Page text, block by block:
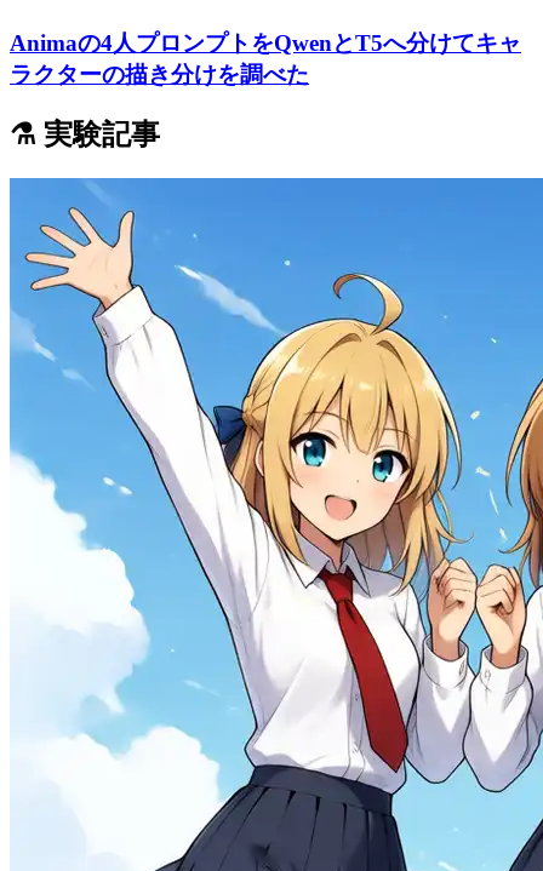
Animaの4人プロンプトをQwenとT5へ分けてキャ
ラクターの描き分けを調べた
⚗️ 実験記事